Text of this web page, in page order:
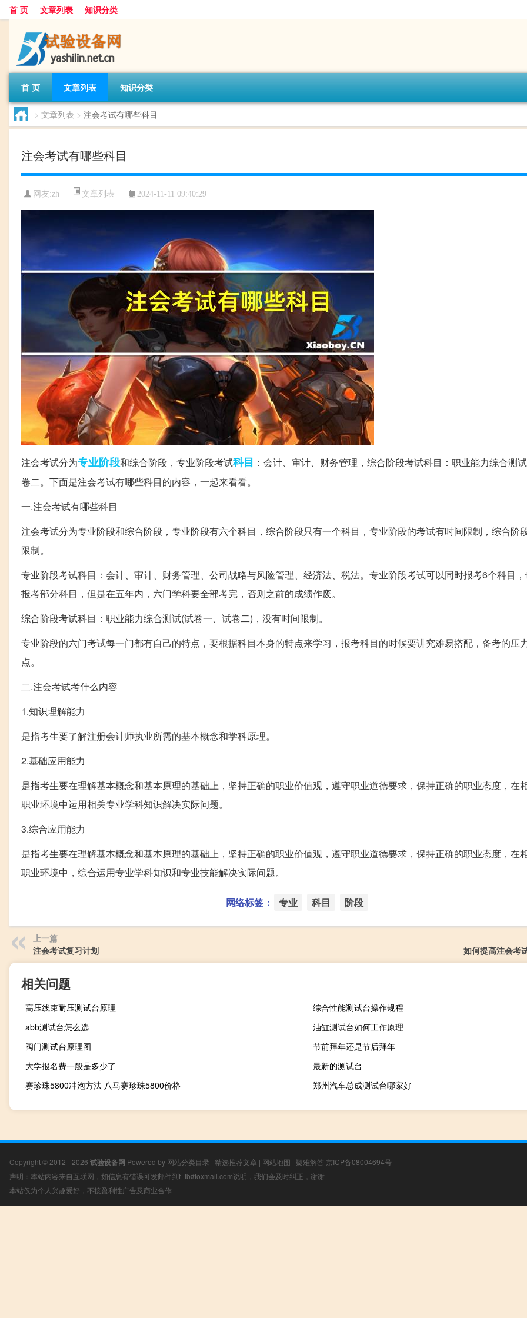
首 页 文章列表 知识分类
首 页 文章列表 知识分类
> 文章列表 > 注会考试有哪些科目
注会考试有哪些科目
网友:zh 文章列表 2024-11-11 09:40:29
注会考试分为专业阶段和综合阶段，专业阶段考试科目 ：会计、审计、财务管理，综合阶段考试科目：职业能力综合测
卷二。下面是注会考试有哪些科目的内容，一起来看看。
一.注会考试有哪些科目
注会考试分为专业阶段和综合阶段，专业阶段有六个科目，综合阶段只有一个科目，专业阶段的考试有时间限制，综合阶
限制。
专业阶段考试科目：会计、审计、财务管理、公司战略与风险管理、经济法、税法。专业阶段考试可以同时报考6个科目
报考部分科目，但是在五年内，六门学科要全部考完，否则之前的成绩作废。
综合阶段考试科目：职业能力综合测试(试卷一、试卷二)，没有时间限制。
专业阶段的六门考试每一门都有自己的特点，要根据科目本身的特点来学习，报考科目的时候要讲究难易搭配，备考的压
点。
二.注会考试考什么内容
1.知识理解能力
是指考生要了解注册会计师执业所需的基本概念和学科原理。
2.基础应用能力
是指考生要在理解基本概念和基本原理的基础上，坚持正确的职业价值观，遵守职业道德要求，保持正确的职业态度，在
职业环境中运用相关专业学科知识解决实际问题。
3.综合应用能力
是指考生要在理解基本概念和基本原理的基础上，坚持正确的职业价值观，遵守职业道德要求，保持正确的职业态度，在
职业环境中，综合运用专业学科知识和专业技能解决实际问题。
网络标签： 专业 科目 阶段
上一篇
注会考试复习计划
如何提高注会考
相关问题
高压线束耐压测试台原理
综合性能测试台操作规程
abb测试台怎么选
油缸测试台如何工作原理
阀门测试台原理图
节前拜年还是节后拜年
大学报名费一般是多少了
最新的测试台
赛珍珠5800冲泡方法 八马赛珍珠5800价格
郑州汽车总成测试台哪家好
Copyright © 2012 - 2026 试验设备网 Powered by 网站分类目录 | 精选推荐文章 | 网站地图 | 疑难解答 京ICP备08004694号
声明：本站内容来自互联网，如信息有错误可发邮件到f_fb#foxmail.com说明，我们会及时纠正，谢谢
本站仅为个人兴趣爱好，不接盈利性广告及商业合作